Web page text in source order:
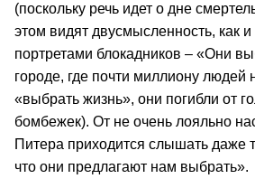
(поскольку речь идет о дне
этом видят двусмысленность, как и
портретами блокадников – «Они
городе, где почти миллиону людей
«выбрать жизнь», они погибли от
бомбежек). От не очень лояльно
Питера приходится слышать даже
что они предлагают нам выбрать».